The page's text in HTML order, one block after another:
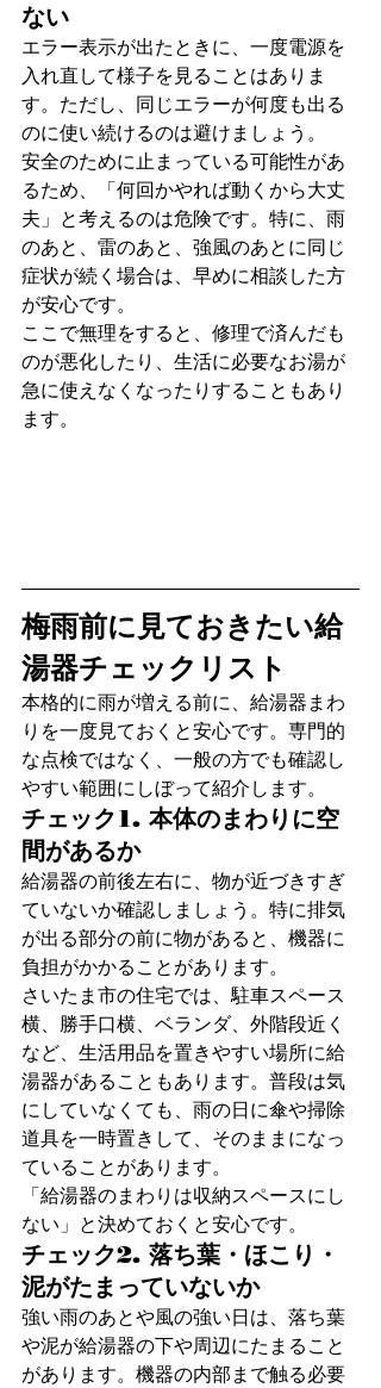
ない
エラー表示が出たときに、一度電源を
入れ直して様子を見ることはありま
す。ただし、同じエラーが何度も出る
のに使い続けるのは避けましょう。
安全のために止まっている可能性があ
るため、「何回かやれば動くから大丈
夫」と考えるのは危険です。特に、雨
のあと、雷のあと、強風のあとに同じ
症状が続く場合は、早めに相談した方
が安心です。
ここで無理をすると、修理で済んだも
のが悪化したり、生活に必要なお湯が
急に使えなくなったりすることもあり
ます。
梅雨前に見ておきたい給
湯器チェックリスト
本格的に雨が増える前に、給湯器まわ
りを一度見ておくと安心です。専門的
な点検ではなく、一般の方でも確認し
やすい範囲にしぼって紹介します。
チェック1. 本体のまわりに空
間があるか
給湯器の前後左右に、物が近づきすぎ
ていないか確認しましょう。特に排気
が出る部分の前に物があると、機器に
負担がかかることがあります。
さいたま市の住宅では、駐車スペース
横、勝手口横、ベランダ、外階段近く
など、生活用品を置きやすい場所に給
湯器があることもあります。普段は気
にしていなくても、雨の日に傘や掃除
道具を一時置きして、そのままになっ
ていることがあります。
「給湯器のまわりは収納スペースにし
ない」と決めておくと安心です。
チェック2. 落ち葉・ほこり・
泥がたまっていないか
強い雨のあとや風の強い日は、落ち葉
や泥が給湯器の下や周辺にたまること
があります。機器の内部まで触る必要